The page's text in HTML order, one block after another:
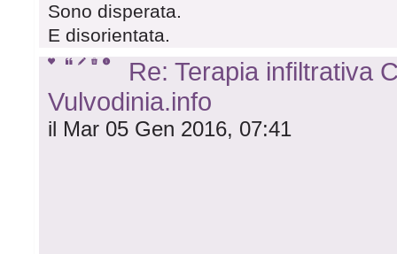
Sono disperata.
E disorientata.
Re: Terapia infiltrativa
Vulvodinia.info
il Mar 05 Gen 2016, 07:41